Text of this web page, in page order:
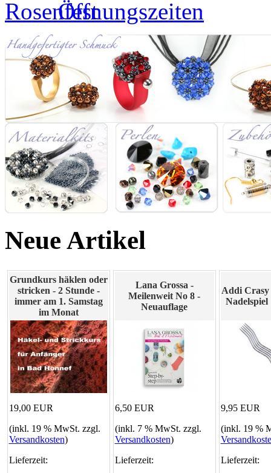
Neue Artikel
Grundkurs häklen oder
stricken - 2 Stunde -
immer am 1. Samstag
im Monat
19,00 EUR
(inkl. 19 % MwSt. zzgl.
Versandkosten)
Lieferzeit:
Lana Grossa -
Meilenweit No 8 -
Neuauflage
6,50 EUR
(inkl. 7 % MwSt. zzgl.
Versandkosten)
Lieferzeit:
Addi Crasy
Nadelspiel
9,95 EUR
(inkl. 19 %
Lieferzeit: